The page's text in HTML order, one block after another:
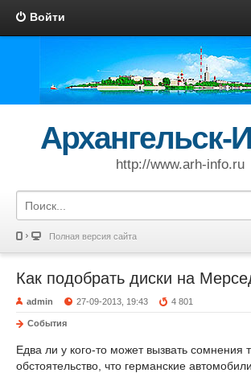
Войти
http://www.arh-info.ru
Полная версия сайта
Как подобрать диски на
admin 27-09-2013, 19:43 4 801
События
Едва ли у кого-то может вызвать сомнения
обстоятельство, что германские